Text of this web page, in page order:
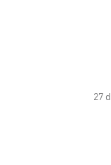
27